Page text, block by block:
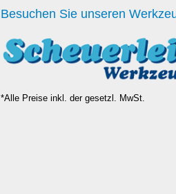
Besuchen Sie unseren
*Alle Preise inkl. der gesetzl. MwSt.